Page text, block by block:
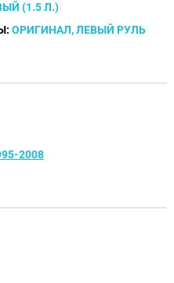
(1.5 Л.)
ОРИГИНАЛ, ЛЕВЫЙ РУЛЬ
2008